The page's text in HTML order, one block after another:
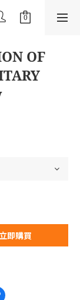
OF
立即購買